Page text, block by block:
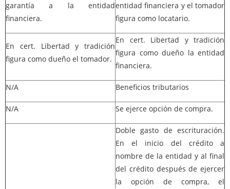
garantía a la entidad
financiera.
entidad financiera y el tomador
figura como locatario.
En cert. Libertad y tradición
figura como dueño el tomador.
En cert. Libertad y tradición
figura como dueño la entidad
financiera.
N/A Beneficios tributarios
N/A Se ejerce opción de compra.
Doble gasto de escrituración.
En el inicio del crédito a
nombre de la entidad y al final
del crédito después de ejercer
la opción de compra, el